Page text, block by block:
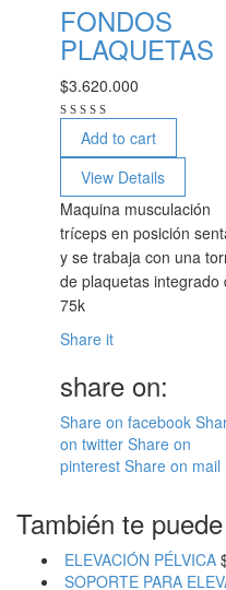
FONDOS
PLAQUETAS
$3.620.000
Add to cart
View Details
Maquina musculación
tríceps en posición
y se trabaja con una
de plaquetas integrado
75k
Share it
share on:
Share on facebook
on twitter Share on
pinterest Share on mail
También te
ELEVACIÓN PÉLVICA
SOPORTE PARA